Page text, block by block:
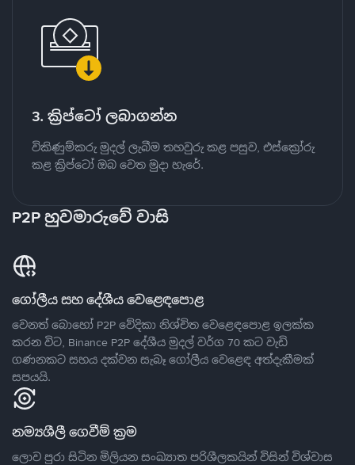
3. ක්‍රිප්ටෝ ලබාගන්න
විකිණුම්කරු මුදල් ලැබීම තහවුරු කළ පසුව, එස්ක්‍රෝරු
කළ ක්‍රිප්ටෝ ඔබ වෙත මුදා හැරේ.
P2P හුවමාරුවේ වාසි
ගෝලීය සහ දේශීය වෙළෙඳපොළ
වෙනත් බොහෝ P2P වේදිකා නිශ්චිත වෙළෙඳපොළ ඉලක්ක
කරන විට, Binance P2P දේශීය මුදල් වර්ග 70 කට වැඩි
ගණනකට සහය දක්වන සැබෑ ගෝලීය වෙළෙඳ අත්දැකීමක්
සපයයි.
නම්‍යශීලී ගෙවීම් ක්‍රම
ලොව පුරා සිටින මිලියන සංඛ්‍යාත පරිශීලකයින් විසින් විශ්වාස